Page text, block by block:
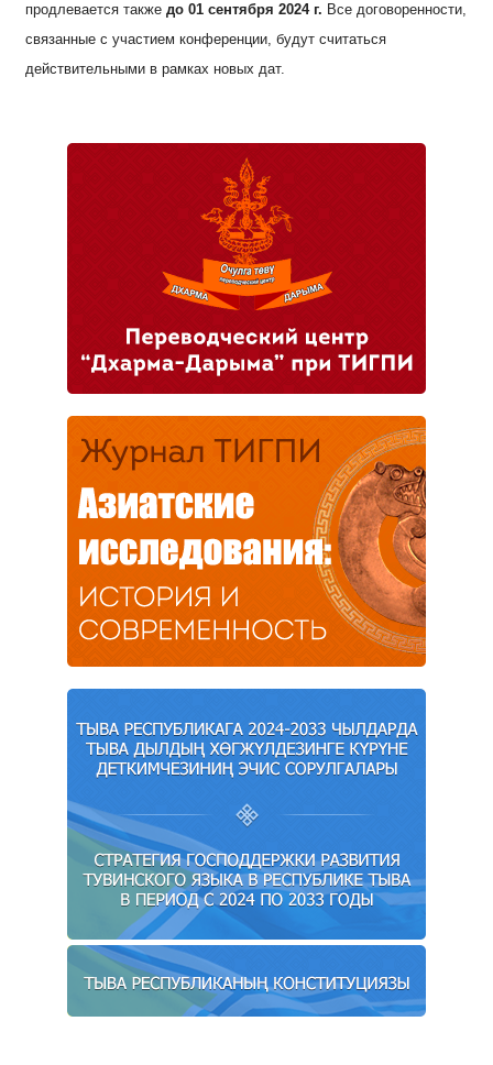
продлевается также до 01 сентября 2024 г. Все договоренности,
связанные с участием конференции, будут считаться
действительными в рамках новых дат.